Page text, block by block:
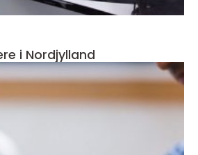
i Nordjylland